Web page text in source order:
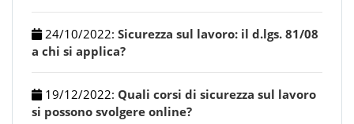
24/10/2022: Sicurezza sul lavoro: il d.lgs. 81/08
a chi si applica?
19/12/2022: Quali corsi di sicurezza sul lavoro
si possono svolgere online?